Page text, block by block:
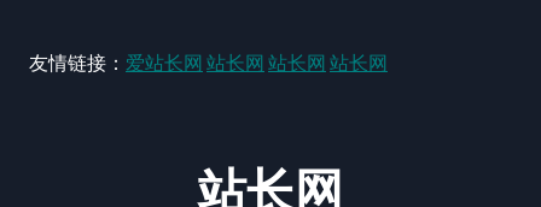
友情链接： 爱站长网 站长网 站长网 站长网
站长网